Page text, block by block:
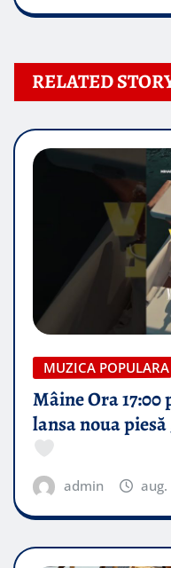
RELATED
MUZICA POPULARA
Mâine Ora 17:00
lansa noua
admin aug.